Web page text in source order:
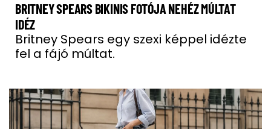
BRITNEY SPEARS BIKINIS FOTÓJA NEHÉZ MÚLTAT
IDÉZ
Britney Spears egy szexi képpel idézte
fel a fájó múltat.